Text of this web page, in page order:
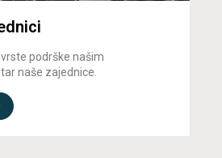
podrške našim
naše zajednice.